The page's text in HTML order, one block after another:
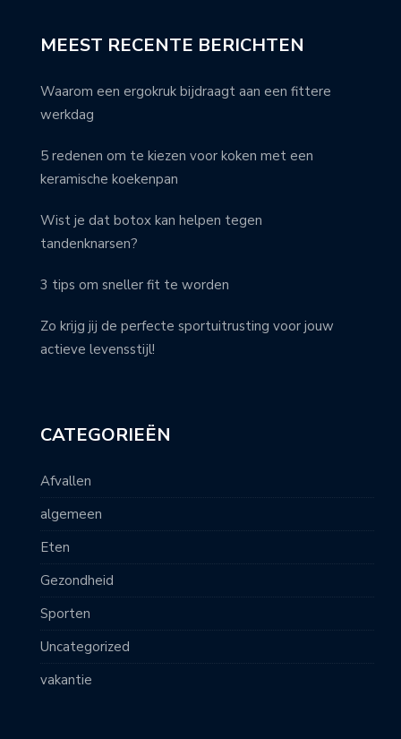
MEEST RECENTE BERICHTEN
Waarom een ergokruk bijdraagt aan een fittere
werkdag
5 redenen om te kiezen voor koken met een
keramische koekenpan
Wist je dat botox kan helpen tegen
tandenknarsen?
3 tips om sneller fit te worden
Zo krijg jij de perfecte sportuitrusting voor jouw
actieve levensstijl!
CATEGORIEËN
Afvallen
algemeen
Eten
Gezondheid
Sporten
Uncategorized
vakantie